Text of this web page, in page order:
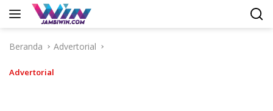
Langsung
Beranda
Advertorial
Advertorial